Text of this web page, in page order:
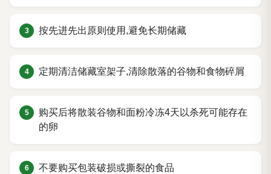
按先进先出原则使用,避免长期储藏
定期清洁储藏室架子,清除散落的谷物和食物碎屑
购买后将散装谷物和面粉冷冻4天以杀死可能存在
的卵
不要购买包装破损或撕裂的食品